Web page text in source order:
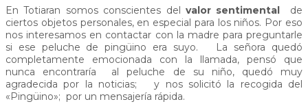
En Totiaran somos conscientes del valor sentimental
de
ciertos objetos personales, en especial para los niños. Por eso
nos interesamos en contactar con la madre para preguntarle
si ese peluche de pingüino era suyo. La señora quedó
completamente emocionada con la llamada, pensó que
nunca encontraría al peluche de su niño, quedó muy
agradecida por la noticias; y nos solicitó la recogida del
«Pingüino»; por un mensajería rápida.